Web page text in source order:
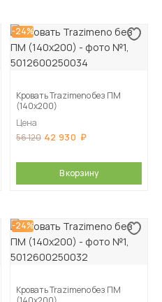
-24%
Кровать Trazimeno без ПМ
(140х200)
Цена
56 120 42 930
В корзину
-24%
Кровать Trazimeno без ПМ